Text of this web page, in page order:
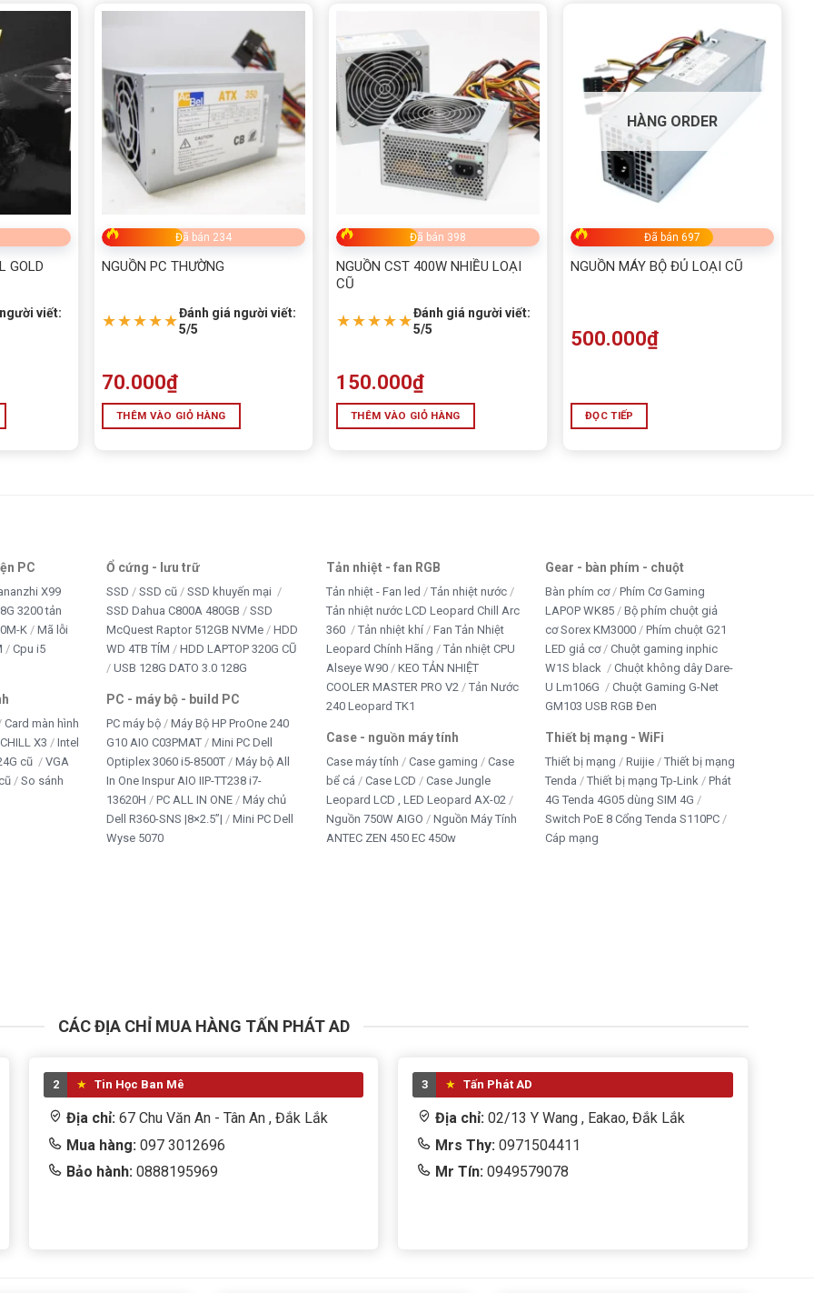
suất ~85%)
Forward
theo nhiệt độ
thẩm mỹ và có chế độ bảo hành lâu dài, đây chính là sản
4.9/5 - (8 bình chọn)
Bấm 5 sao để ủng hộ shop
GOLD
viết:
Đã bán 234
NGUỒN PC THƯỜNG
★★★★★Đánh giá người viết:
5/5
70.000₫
THÊM VÀO GIỎ HÀNG
Đã bán 398
NGUỒN CST 400W NHIỀU LOẠI
CŨ
★★★★★Đánh giá người viết:
5/5
150.000₫
THÊM VÀO GIỎ HÀNG
HÀNG ORDER
Đã bán 697
NGUỒN MÁY BỘ ĐỦ LOẠI CŨ
500.000₫
ĐỌC TIẾP
PC
X99
3200 tản
K
Mã lỗi
Cpu i5
Card màn hình
X3
Intel
cũ
VGA
So sánh
Ổ cứng - lưu trữ
SSD SSD cũ
SSD khuyến mại
SSD Dahua C800A 480GB
SSD
McQuest Raptor 512GB NVMe
HDD
WD 4TB TÍM
HDD LAPTOP 320G CŨ
USB 128G DATO 3.0 128G
PC - máy bộ - build PC
PC máy bộ
Máy Bộ HP ProOne 240
G10 AIO C03PMAT
Mini PC Dell
Optiplex 3060 i5-8500T
Máy bộ All
In One Inspur AIO IIP-TT238 i7-
13620H
PC ALL IN ONE Máy chủ
Dell R360-SNS |8×2.5”|
Mini PC Dell
Wyse 5070
Tản nhiệt - fan RGB
Tản nhiệt - Fan led
Tản nhiệt nước
Tản nhiệt nước LCD Leopard Chill Arc
360
Tản nhiệt khí
Fan Tản Nhiệt
Leopard Chính Hãng
Tản nhiệt CPU
Alseye W90
KEO TẢN NHIỆT
COOLER MASTER PRO V2
Tản Nước
240 Leopard TK1
Case - nguồn máy tính
Case máy tính Case gaming
Case
bể cá
Case LCD
Case Jungle
Leopard LCD , LED Leopard AX-02
Nguồn 750W AIGO
Nguồn Máy Tính
ANTEC ZEN 450 EC 450w
Gear - bàn phím - chuột
Bàn phím cơ
Phím Cơ Gaming
LAPOP WK85
Bộ phím chuột giả
cơ Sorex KM3000
Phím chuột G21
LED giả cơ
Chuột gaming inphic
W1S black
Chuột không dây Dare-
U Lm106G
Chuột Gaming G-Net
GM103 USB RGB Đen
Thiết bị mạng - WiFi
Thiết bị mạng Ruijie
Thiết bị mạng
Tenda
Thiết bị mạng Tp-Link
Phát
4G Tenda 4G05 dùng SIM 4G
Switch PoE 8 Cổng Tenda S110PC
Cáp mạng
CÁC ĐỊA CHỈ MUA HÀNG TẤN PHÁT AD
2 Tin Học Ban Mê
Địa chỉ: 67 Chu Văn An - Tân An , Đắk Lắk
Mua hàng:097 3012696
Bảo hành:0888195969
3 Tấn Phát AD
Địa chỉ:02/13 Y Wang , Eakao, Đắk Lắk
Mrs Thy: 0971504411
Mr Tín: 0949579078